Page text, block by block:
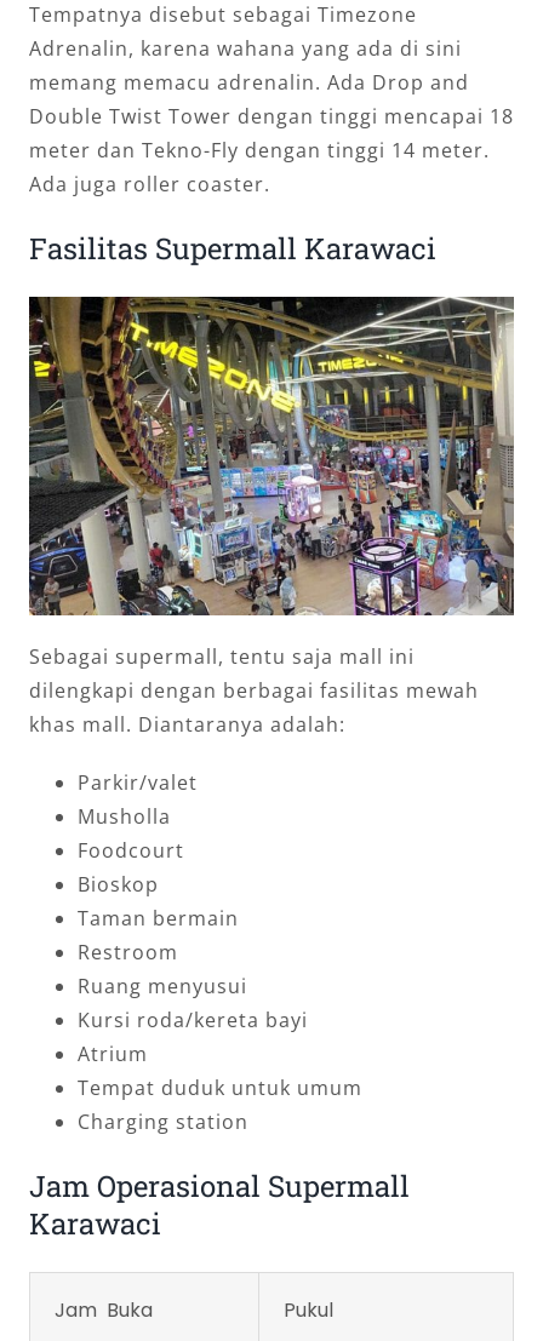
Tempatnya disebut sebagai Timezone
Adrenalin, karena wahana yang ada di sini
memang memacu adrenalin. Ada Drop and
Double Twist Tower dengan tinggi mencapai 18
meter dan Tekno-Fly dengan tinggi 14 meter.
Ada juga roller coaster.
Fasilitas Supermall Karawaci
Sebagai supermall, tentu saja mall ini
dilengkapi dengan berbagai fasilitas mewah
khas mall. Diantaranya adalah:
Parkir/valet
Musholla
Foodcourt
Bioskop
Taman bermain
Restroom
Ruang menyusui
Kursi roda/kereta bayi
Atrium
Tempat duduk untuk umum
Charging station
Jam Operasional Supermall
Karawaci
Jam Buka Pukul